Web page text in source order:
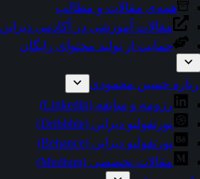
همه‌ی مقالات و مطالب
مقالات آموزشی در آکادمی دیزاین LearnUIX
حمایت از تولید محتوای رایگان
حسین محمودی
رزومه و سابقه (Linkedin)
پورتفولیو دیزاین (Dribbble)
پورتفولیو دیزاین (Behance)
مقالات تخصصی (Medium)